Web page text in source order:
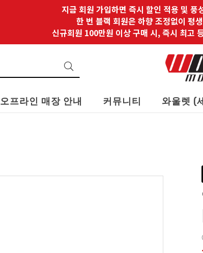
지금 회원 가입하면 즉시 할인 적용 및 풍
한 번 블랙 회원은 하향 조정없이 평
신규회원 100만원 이상 구매 시, 즉시 최고
오프라인 매장 안내 커뮤니티 와울렛 (